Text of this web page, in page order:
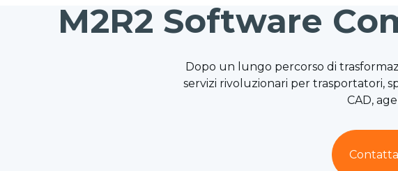
M2R2 Software
Dopo un lungo percorso di
servizi rivoluzionari per trasportatori,
CAD,